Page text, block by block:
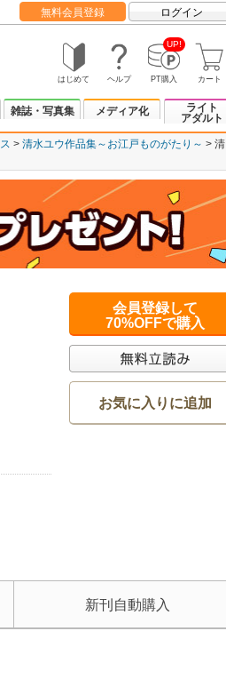
無料会員登録 ログイン
はじめて ヘルプ
UP!
PT購入 カート
雑誌・写真集 メディア化
ライト
アダルト
清水ユウ作品集～お江戸ものがたり～
清
会員登録して
70%OFFで購入
お気に入りに追加
新刊自動購入